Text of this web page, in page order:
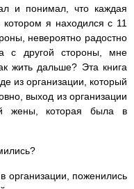
и понимал, что каждая
котором я находился с 11
невероятно радостно
с другой стороны, мне
жить дальше? Эта книга
из организации, который
выход из организации
жены, которая была в
организации, поженились